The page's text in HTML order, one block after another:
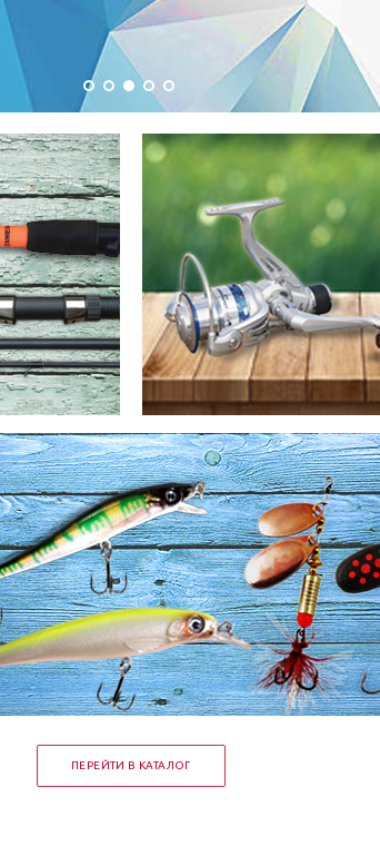
ПЕРЕЙТИ В КАТАЛОГ